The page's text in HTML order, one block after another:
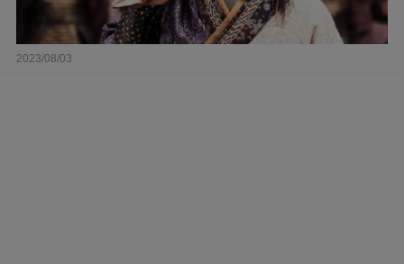
2023/08/03